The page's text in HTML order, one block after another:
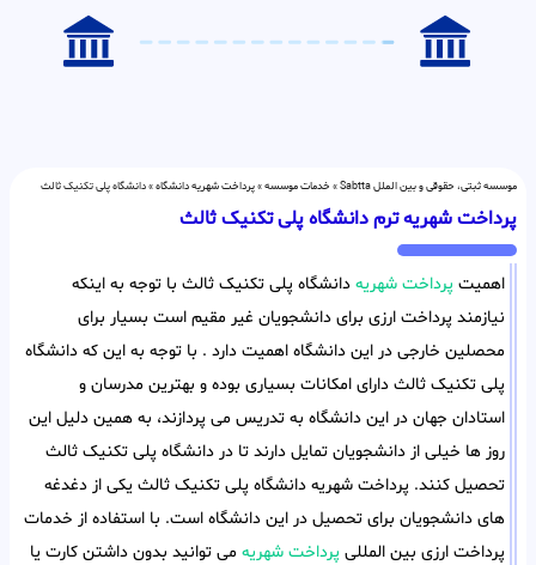
موسسه ثبتی، حقوقی و بین الملل Sabtta » خدمات موسسه»پرداخت شهریه دانشگاه»دانشگاه پلی تکنیک ثالث
پرداخت شهریه ترم دانشگاه پلی تکنیک ثالث
اهمیت پرداخت شهریه دانشگاه پلی تکنیک ثالث با توجه به اینکه
نیازمند پرداخت ارزی برای دانشجویان غیر مقیم است بسیار برای
محصلین خارجی در این دانشگاه اهمیت دارد . با توجه به این که دانشگاه
پلی تکنیک ثالث دارای امکانات بسیاری بوده و بهترین مدرسان و
استادان جهان در این دانشگاه به تدریس می پردازند، به همین دلیل این
روز ها خیلی از دانشجویان تمایل دارند تا در دانشگاه پلی تکنیک ثالث
تحصیل کنند. پرداخت شهریه دانشگاه پلی تکنیک ثالث یکی از دغدغه
های دانشجویان برای تحصیل در این دانشگاه است. با استفاده از خدمات
پرداخت ارزی بین المللی پرداخت شهریه می توانید بدون داشتن کارت یا